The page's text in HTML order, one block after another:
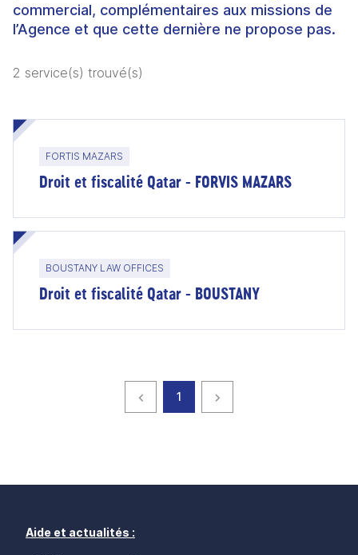
commercial, complémentaires aux missions de
l’Agence et que cette dernière ne propose pas.
2 service(s) trouvé(s)
FORTIS MAZARS
Droit et fiscalité Qatar - FORVIS MAZARS
BOUSTANY LAW OFFICES
Droit et fiscalité Qatar - BOUSTANY
Page précédente
page
1
Aide et actualités :